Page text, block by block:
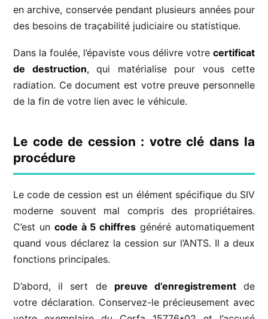
en archive, conservée pendant plusieurs années pour
des besoins de traçabilité judiciaire ou statistique.
Dans la foulée, l’épaviste vous délivre votre certificat
de destruction, qui matérialise pour vous cette
radiation. Ce document est votre preuve personnelle
de la fin de votre lien avec le véhicule.
Le code de cession : votre clé dans la
procédure
Le code de cession est un élément spécifique du SIV
moderne souvent mal compris des propriétaires.
C’est un code à 5 chiffres généré automatiquement
quand vous déclarez la cession sur l’ANTS. Il a deux
fonctions principales.
D’abord, il sert de preuve d’enregistrementde
votre déclaration. Conservez-le précieusement avec